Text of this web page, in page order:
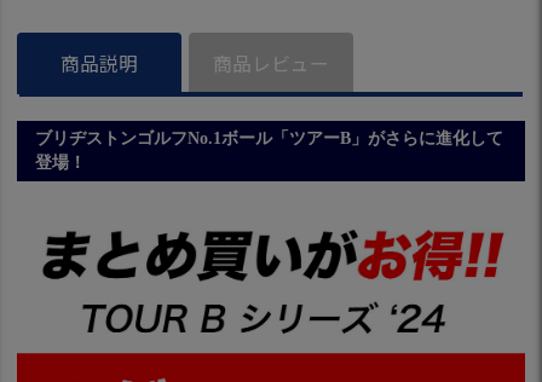
入品 飛び スピン ゴ
ース構造 USモデル
入品 3ダースセット
商品説明 商品レビュー
ブリヂストンゴルフNo.1ボール「ツアーB」がさらに進化して
登場！